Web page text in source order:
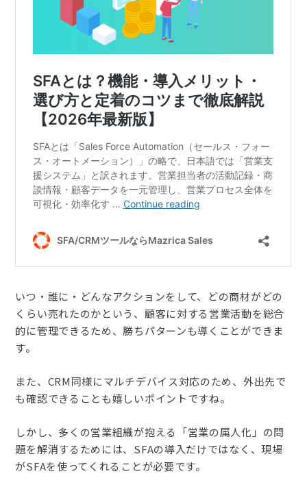
いつ・誰に・どんなアクションをして、どの商材がどの
くらい売れたのかという、顧客に対する営業活動を総合
的に管理できるため、勝ちパターンも導くことができま
す。
また、CRM同様にマルチデバイス対応のため、外出先で
も確認できることも嬉しいポイントですね。
しかし、多くの営業組織が抱える「営業の属人化」の問
題を解消するためには、SFAの導入だけではなく、現場
がSFAを使ってくれることが必要です。